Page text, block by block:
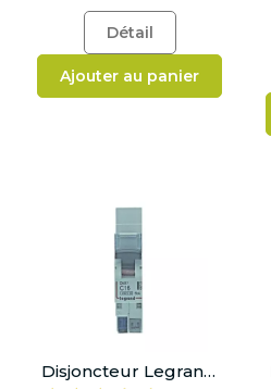
Détail
Ajouter au panier
Disjoncteur Legrand 16A - Courbe C